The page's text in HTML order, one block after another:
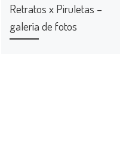
Retratos x Piruletas –
galería de fotos